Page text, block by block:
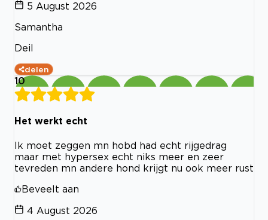
5 August 2026
Samantha
Deil
delen
10
Het werkt echt
Ik moet zeggen mn hobd had echt rijgedrag
maar met hypersex echt niks meer en zeer
tevreden mn andere hond krijgt nu ook meer rust
Beveelt aan
4 August 2026